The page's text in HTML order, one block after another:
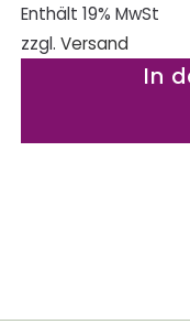
Enthält 19% MwSt
zzgl. Versand
In